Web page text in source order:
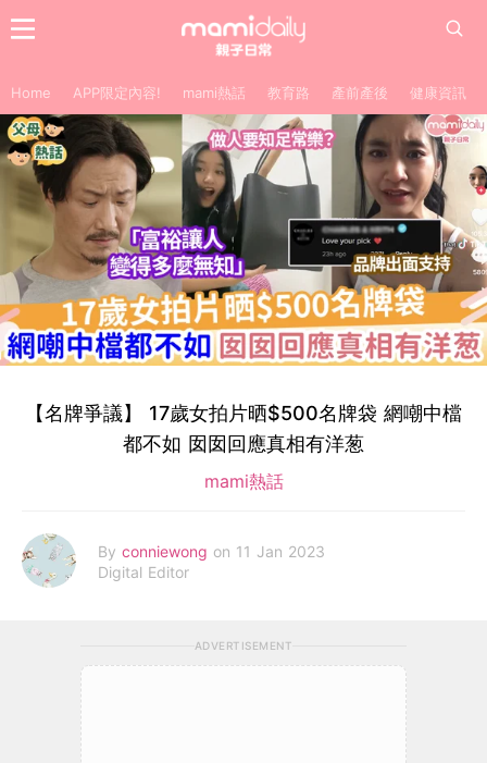
Home APP限定內容! mami熱話 教育路 產前產後 健康資訊
【名牌爭議】 17歲女拍片晒$500名牌袋 網嘲中檔
都不如 囡囡回應真相有洋葱
mami熱話
By conniewong on 11 Jan 2023
Digital Editor
ADVERTISEMENT